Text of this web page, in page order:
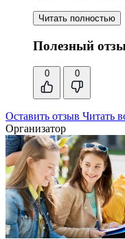
Читать полностью
Полезный
0 0
Оставить отзыв Читать
Организатор